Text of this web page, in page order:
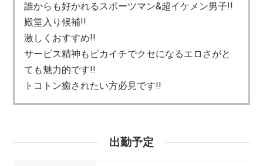
誰からも好かれるスポーツマン&超イケメン男子!!
殿堂入り候補!!
激しくおすすめ!!
サービス精神もピカイチでクセになるエロさがと
ても魅力的です!!
トコトン癒されたい方必見です!!
出勤予定